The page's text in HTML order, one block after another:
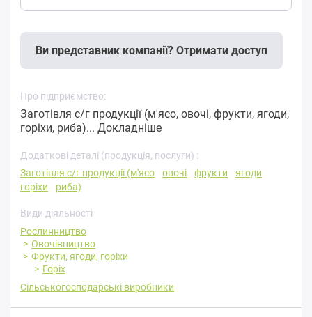
Ви представник компанії? Отримати доступ
Про підприємство:
Заготівля с/г продукції (м'ясо, овочі, фрукти, ягоди,
горіхи, риба)... Докладніше
Додаткові деталі (продукція, послуги) :
Заготівля с/г продукції (м'ясо
овочі фрукти
ягоди
горіхи
риба)
Види діяльності
Рослинництво
Овочівництво
Фрукти, ягоди, горіхи
Горіх
Сільськогосподарські виробники